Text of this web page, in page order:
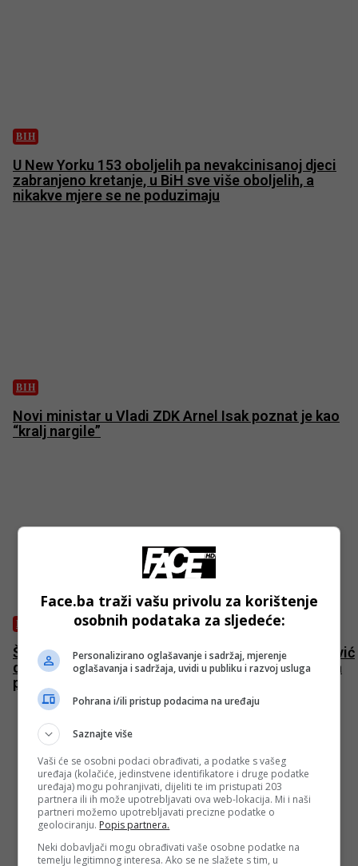
BIH
U New Yorku 153 oboljelih pa nevakcinisanoj djeci
zabranjeno kretanje, u BiH sve više oboljelih, a
nikakve mjere se ne poduzimaju
BIH
Novi ministar u Vladi ZDK Arnel Isak poznat je kao
“kralj nargile”
BIH
Šok u unutarstranačkim izborima u NS: Peđa Kojović
doživio debakl u matičnoj općini, Marjanović ide ka
preuzimanju stranke?!
Face.ba traži vašu privolu za korištenje
osobnih podataka za sljedeće:
Personalizirano oglašavanje i sadržaj, mjerenje
oglašavanja i sadržaja, uvidi u publiku i razvoj usluga
Pohrana i/ili pristup podacima na uređaju
Saznajte više
Vaši će se osobni podaci obrađivati, a podatke s vašeg
uređaja (kolačiće, jedinstvene identifikatore i druge podatke
uređaja) mogu pohranjivati, dijeliti te im pristupati 203
partnera ili ih može upotrebljavati ova web-lokacija. Mi i naši
partneri možemo upotrebljavati precizne podatke o
geolociranju. Popis partnera.
Neki dobavljači mogu obrađivati vaše osobne podatke na
temelju legitimnog interesa. Ako se ne slažete s tim, u